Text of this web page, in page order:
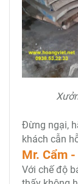
Đừng ngại,
khách cẫn
Mr. Cẩm
Với chế độ